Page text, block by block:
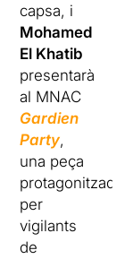
capsa, i
Mohamed
El Khatib
presentarà
al MNAC
Gardien
Party,
una peça
protagonitzada
per
vigilants
de